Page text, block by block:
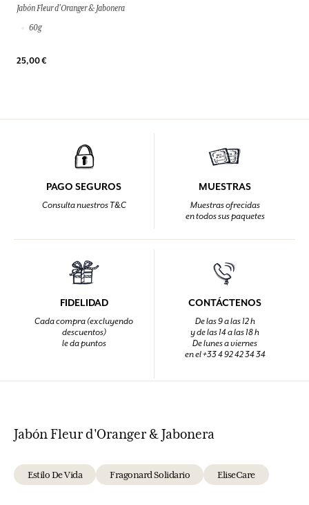
Jabón Fleur d'Oranger & Jabonera
60g
25,00 €
PAGO SEGUROS
Consulta nuestros T&C
MUESTRAS
Muestras ofrecidas
en todos sus paquetes
FIDELIDAD
Cada compra (excluyendo
descuentos)
le da puntos
CONTÁCTENOS
De las 9 a las 12 h
y de las 14 a las 18 h
De lunes a viernes
en el +33 4 92 42 34 34
Jabón Fleur d'Oranger & Jabonera
Estilo De Vida Fragonard Solidario EliseCare